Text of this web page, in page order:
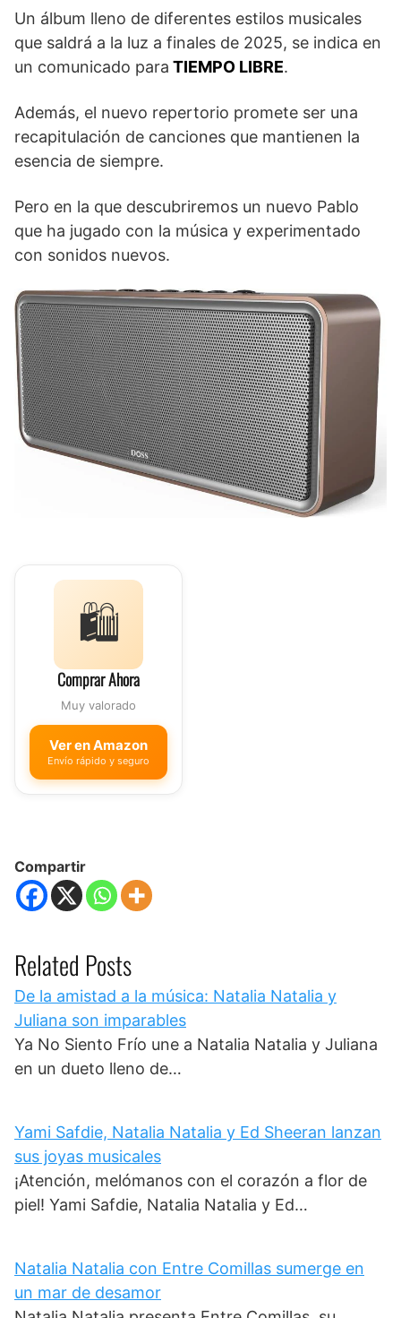
Un álbum lleno de diferentes estilos musicales
que saldrá a la luz a finales de 2025, se indica en
un comunicado para TIEMPO LIBRE.
Además, el nuevo repertorio promete ser una
recapitulación de canciones que mantienen la
esencia de siempre.
Pero en la que descubriremos un nuevo Pablo
que ha jugado con la música y experimentado
con sonidos nuevos.
🛍️
Comprar Ahora
Muy valorado
Ver en Amazon
Envío rápido y seguro
Compartir
Related Posts
De la amistad a la música: Natalia Natalia y
Juliana son imparables
Ya No Siento Frío une a Natalia Natalia y Juliana
en un dueto lleno de…
Yami Safdie, Natalia Natalia y Ed Sheeran lanzan
sus joyas musicales
¡Atención, melómanos con el corazón a flor de
piel! Yami Safdie, Natalia Natalia y Ed…
Natalia Natalia con Entre Comillas sumerge en
un mar de desamor